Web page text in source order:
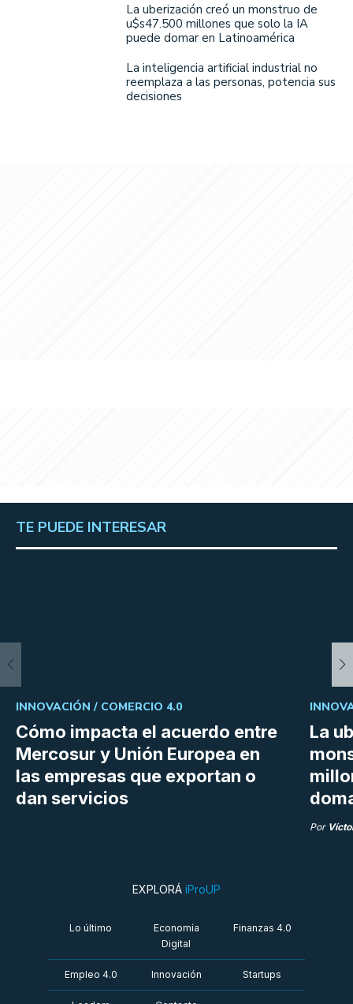
La uberización creó un monstruo de
u$s47.500 millones que solo la IA
puede domar en Latinoamérica
La inteligencia artificial industrial no
reemplaza a las personas, potencia sus
decisiones
TE PUEDE INTERESAR
Cómo impacta el acuerdo entre
Mercosur y Unión Europea en
las empresas que exportan o
dan servicios
INNOVACIÓN / COMERCIO 4.0
La
Por
EXPLORÁ iProUP
Lo último
Economía
Digital
Finanzas 4.0
Empleo 4.0 Innovación Startups